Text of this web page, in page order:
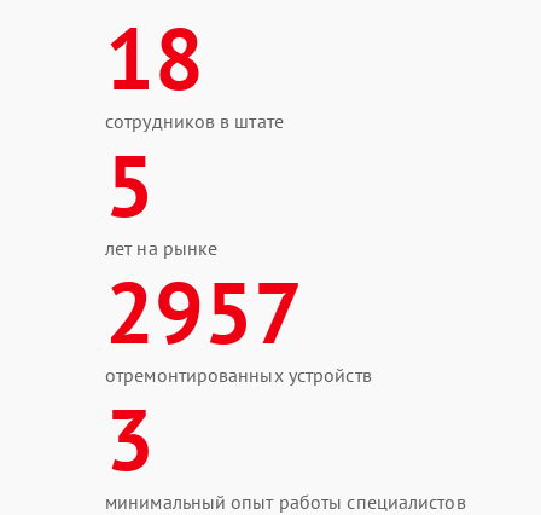
18
сотрудников в штате
5
лет на рынке
2957
отремонтированных устройств
3
минимальный опыт работы специалистов